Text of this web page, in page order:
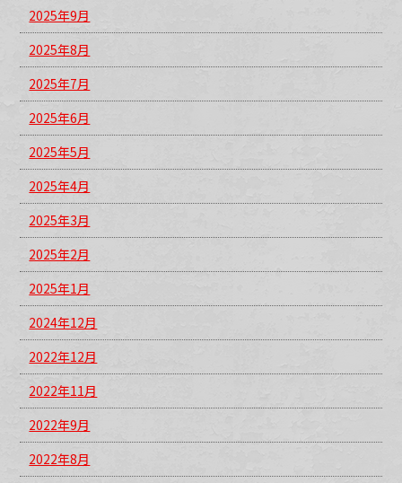
2025年9月
2025年8月
2025年7月
2025年6月
2025年5月
2025年4月
2025年3月
2025年2月
2025年1月
2024年12月
2022年12月
2022年11月
2022年9月
2022年8月